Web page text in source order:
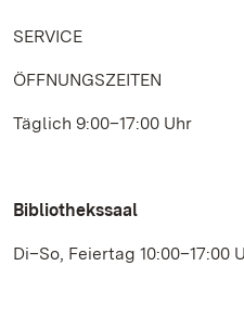
SERVICE
ÖFFNUNGSZEITEN
Täglich 9:00–17:00 Uhr
Bibliothekssaal
Di–So, Feiertag 10:00–17:00